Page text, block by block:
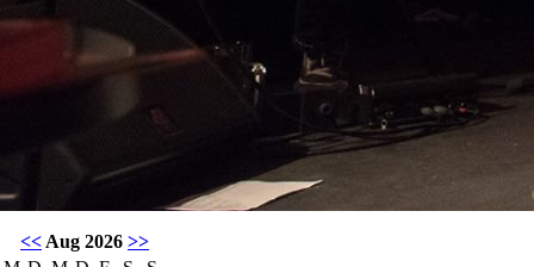
<< Aug 2026 >>